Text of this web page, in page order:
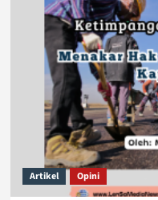
Artikel Opini